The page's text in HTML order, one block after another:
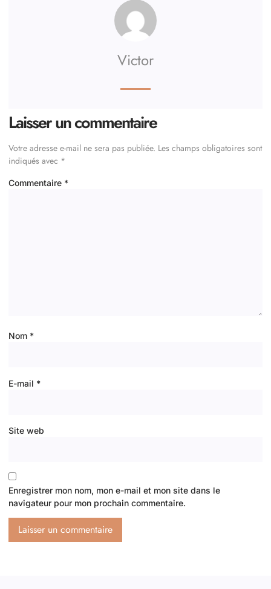
Victor
Laisser un commentaire
Votre adresse e-mail ne sera pas publiée. Les champs obligatoires sont
indiqués avec *
Commentaire *
Nom *
E-mail *
Site web
Enregistrer mon nom, mon e-mail et mon site dans le
navigateur pour mon prochain commentaire.